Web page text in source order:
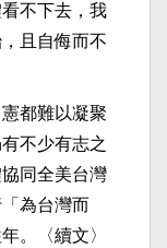
不下去，我
且自侮而不
都難以凝聚
不少有志之
同全美台灣
為台灣而
。〈續文〉